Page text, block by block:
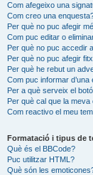
Com afegeixo una
Com creo una
Per què no puc afegir
Com puc editar o
Per què no puc accedir
Per què no puc afegir
Per què he rebut un
Com puc informar
Per a què serveix el
Per què cal que la
Com reactivo el meu
Formatació i tipus de
Què és el BBCode?
Puc utilitzar HTML?
Què són les